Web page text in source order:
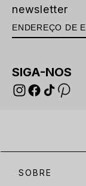
newsletter
SIGA-NOS
SOBRE